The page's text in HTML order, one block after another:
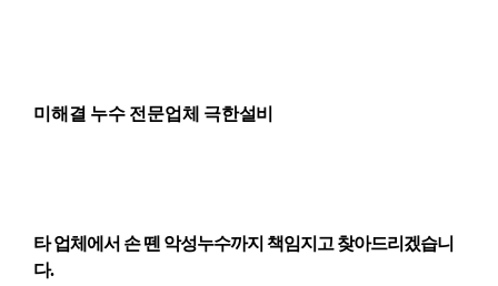
미해결 누수 전문업체 극한설비
타 업체에서 손 뗀 악성누수까지 책임지고 찾아드리겠습니
다.